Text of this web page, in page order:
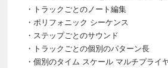
・トラックごとのノート編集
・ポリフォニック シーケンス
・ステップごとのサウンド
・トラックごとの個別のパターン長
・個別のタイム スケール マルチプライ